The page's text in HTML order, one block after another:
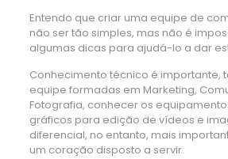
Entendo que criar uma equipe de
não ser tão simples, mas não é
algumas dicas para ajudá-lo a dar
Conhecimento técnico é importante,
equipe formadas em Marketing,
Fotografia, conhecer os
gráficos para edição de vídeos e
diferencial, no entanto, mais
um coração disposto a servir.